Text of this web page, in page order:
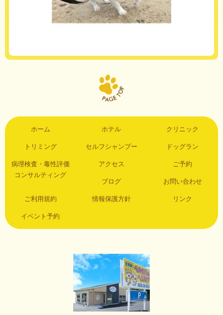
ホーム ホテル クリニック
トリミング セルフシャンプー ドッグラン
病理検査・毒性評価
コンサルティング
アクセス ご予約
ブログ お問い合わせ
ご利用規約 情報保護方針 リンク
イベント予約